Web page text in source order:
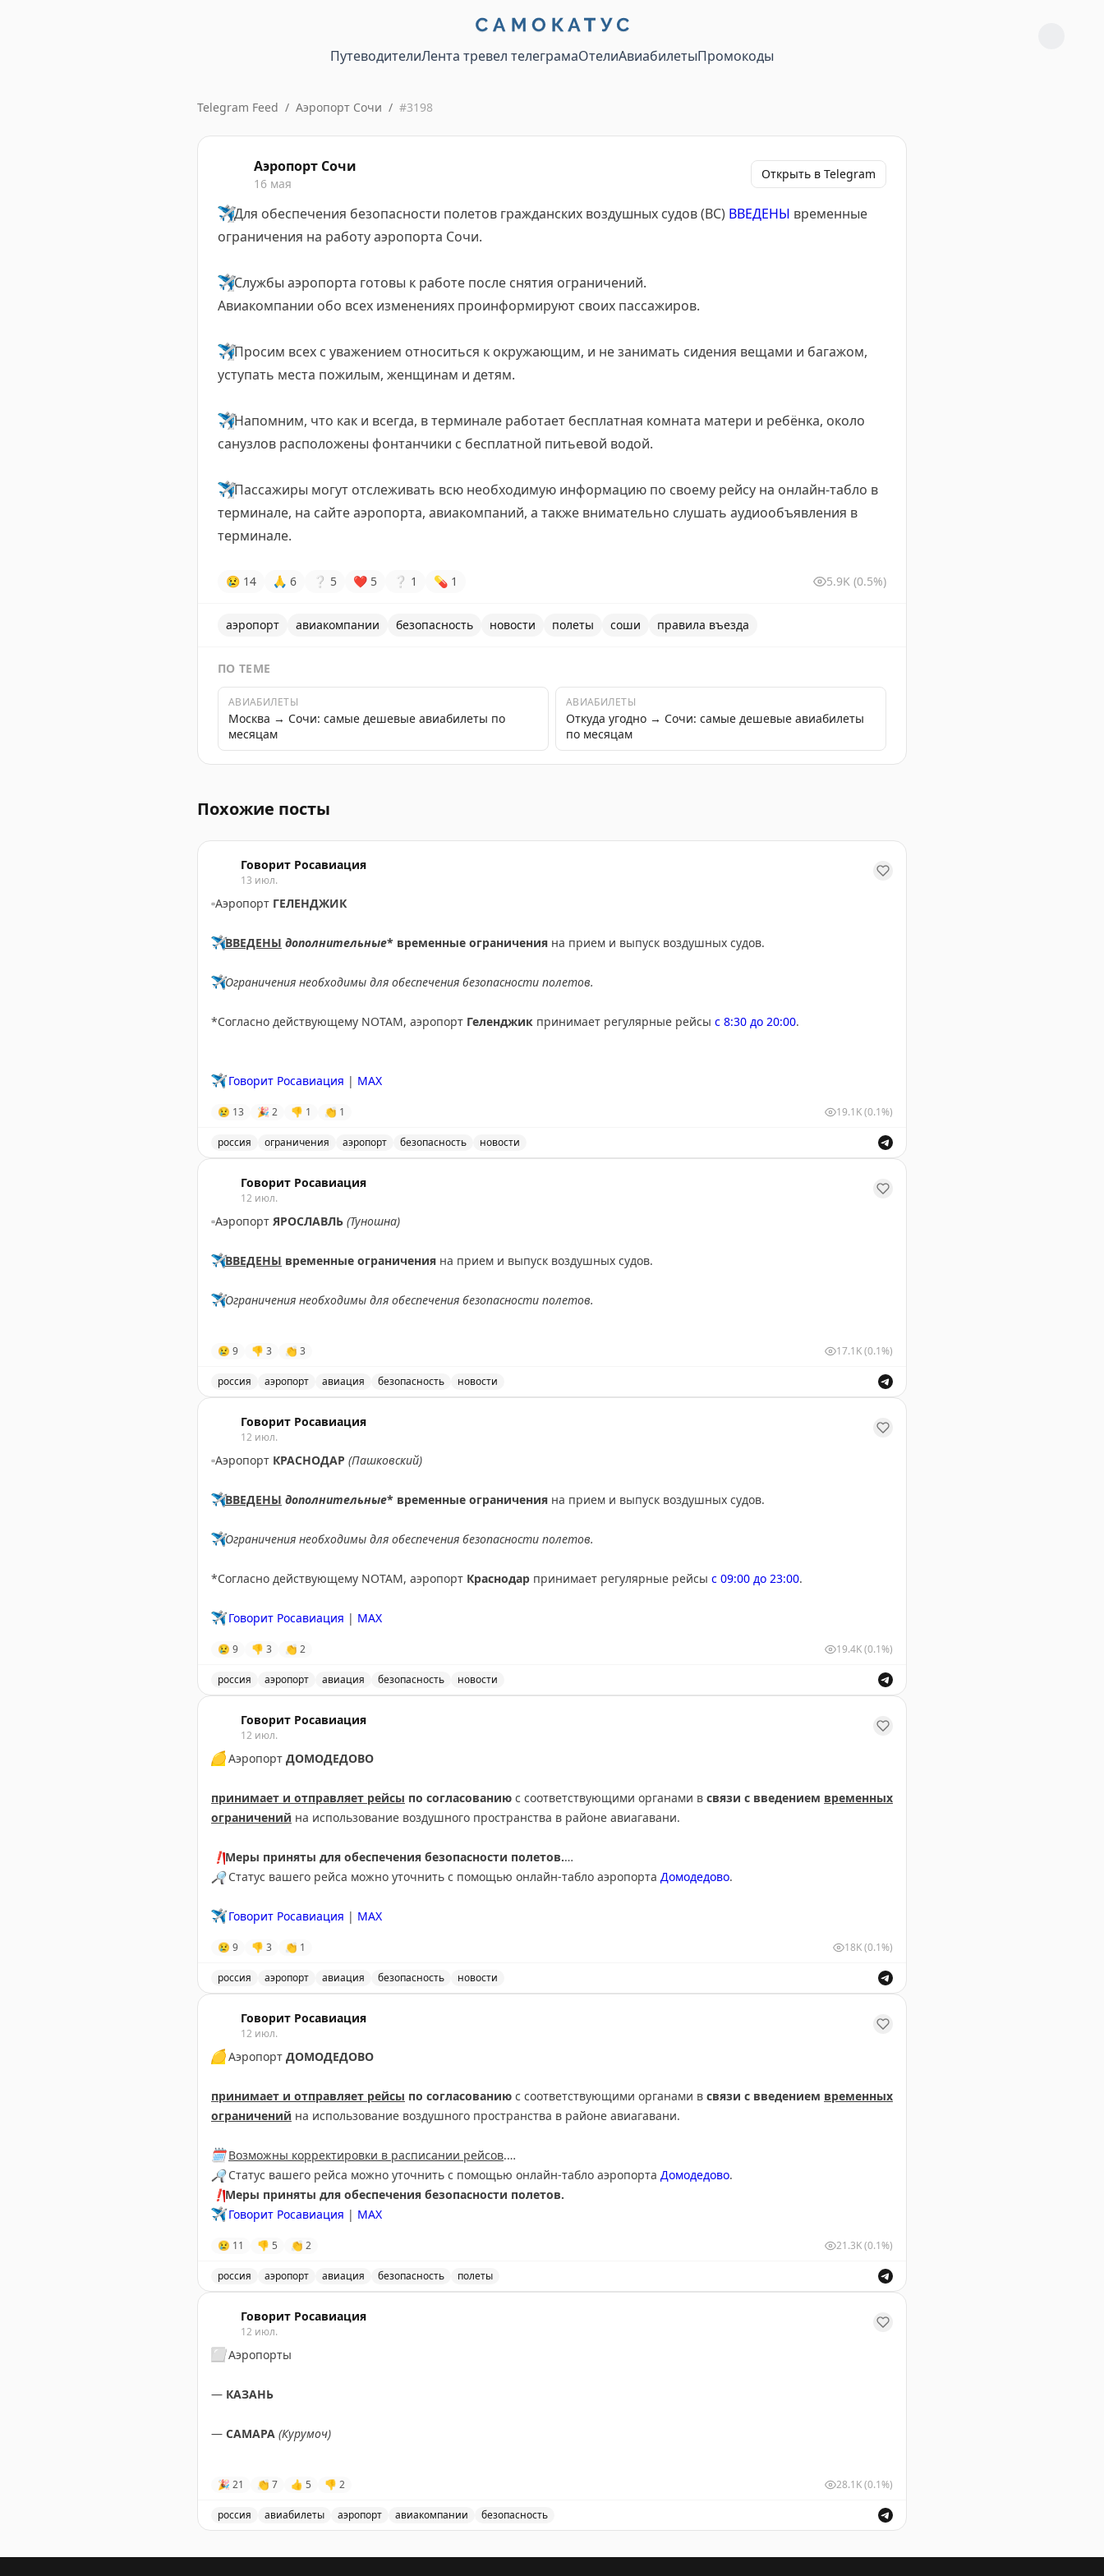
ПутеводителиЛента тревел телеграмаОтелиАвиабилетыПромокоды
Telegram Feed / Аэропорт Сочи / #3198
Аэропорт Сочи
16 мая
Открыть в Telegram
✈️Для обеспечения безопасности полетов гражданских воздушных судов (ВС) ВВЕДЕНЫ временные
ограничения на работу аэропорта Сочи.
✈️Службы аэропорта готовы к работе после снятия ограничений.
Авиакомпании обо всех изменениях проинформируют своих пассажиров.
✈️Просим всех с уважением относиться к окружающим, и не занимать сидения вещами и багажом,
уступать места пожилым, женщинам и детям.
✈️Напомним, что как и всегда, в терминале работает бесплатная комната матери и ребёнка, около
санузлов расположены фонтанчики с бесплатной питьевой водой.
✈️Пассажиры могут отслеживать всю необходимую информацию по своему рейсу на онлайн-табло в
терминале, на сайте аэропорта, авиакомпаний, а также внимательно слушать аудиообъявления в
терминале.
😢 14 🙏 6 ❔ 5 ❤ 5 ❔ 1 💊 1 5.9K (0.5%)
аэропорт авиакомпании безопасность новости полеты соши правила въезда
ПО ТЕМЕ
АВИАБИЛЕТЫ
Москва → Сочи: самые дешевые авиабилеты по
месяцам
АВИАБИЛЕТЫ
Откуда угодно → Сочи: самые дешевые авиабилеты
по месяцам
Похожие посты
Говорит Росавиация
13 июл.
▫️Аэропорт ГЕЛЕНДЖИК
✈️ВВЕДЕНЫ дополнительные* временные ограничения на прием и выпуск воздушных судов.
✈️Ограничения необходимы для обеспечения безопасности полетов.
*Согласно действующему NOTAM, аэропорт Геленджик принимает регулярные рейсы с 8:30 до 20:00.
✈️ Говорит Росавиация | MAX
😢 13 🎉 2 👎 1 👏 1 19.1K(0.1%)
россия ограничения аэропорт безопасность новости
Говорит Росавиация
12 июл.
▫️Аэропорт ЯРОСЛАВЛЬ (Туношна)
✈️ВВЕДЕНЫ временные ограничения на прием и выпуск воздушных судов.
✈️Ограничения необходимы для обеспечения безопасности полетов.
😢 9 👎 3 👏 3 17.1K(0.1%)
россия аэропорт авиация безопасность новости
Говорит Росавиация
12 июл.
▫️Аэропорт КРАСНОДАР (Пашковский)
✈️ВВЕДЕНЫ дополнительные* временные ограничения на прием и выпуск воздушных судов.
✈️Ограничения необходимы для обеспечения безопасности полетов.
*Согласно действующему NOTAM, аэропорт Краснодар принимает регулярные рейсы с 09:00 до 23:00.
✈️ Говорит Росавиация | MAX
😢 9 👎 3 👏 2 19.4K(0.1%)
россия аэропорт авиация безопасность новости
Говорит Росавиация
12 июл.
🟡Аэропорт ДОМОДЕДОВО
принимает и отправляет рейсы по согласованию с соответствующими органами в связи с введением временных
ограничений на использование воздушного пространства в районе авиагавани.
❗️Меры приняты для обеспечения безопасности полетов.
🔎Статус вашего рейса можно уточнить с помощью онлайн-табло аэропорта Домодедово.
✈️ Говорит Росавиация | МАХ
😢 9 👎 3 👏 1 18K(0.1%)
россия аэропорт авиация безопасность новости
Говорит Росавиация
12 июл.
🟡Аэропорт ДОМОДЕДОВО
принимает и отправляет рейсы по согласованию с соответствующими органами в связи с введением временных
ограничений на использование воздушного пространства в районе авиагавани.
🗓 Возможны корректировки в расписании рейсов.
❗️Меры приняты для обеспечения безопасности полетов.
🔎Статус вашего рейса можно уточнить с помощью онлайн-табло аэропорта Домодедово.
✈️ Говорит Росавиация | МАХ
😢 11 👎 5 👏 2 21.3K(0.1%)
россия аэропорт авиация безопасность полеты
Говорит Росавиация
12 июл.
⬜️Аэропорты
— КАЗАНЬ
— САМАРА (Курумоч)
—ЧЕБОКСАРЫ
🎉 21 👏 7 👍 5 👎 2 28.1K(0.1%)
россия авиабилеты аэропорт авиакомпании безопасность